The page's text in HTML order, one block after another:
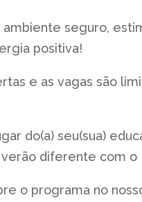
ambiente seguro,
positiva!
e as vagas são
do(a) seu(sua)
diferente com o
o programa no